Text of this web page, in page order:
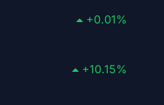
+0.01%
+10.15%